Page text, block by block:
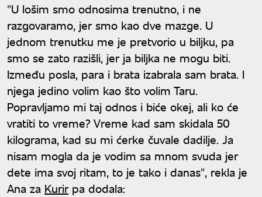
"U lošim smo odnosima trenutno, i ne
razgovaramo, jer smo kao dve mazge. U
jednom trenutku me je pretvorio u biljku, pa
smo se zato razišli, jer ja biljka ne mogu biti.
Između posla, para i brata izabrala sam brata. I
njega jedino volim kao što volim Taru.
Popravljamo mi taj odnos i biće okej, ali ko će
vratiti to vreme? Vreme kad sam skidala 50
kilograma, kad su mi ćerke čuvale dadilje. Ja
nisam mogla da je vodim sa mnom svuda jer
dete ima svoj ritam, to je tako i danas", rekla je
Ana za Kurirpa dodala: